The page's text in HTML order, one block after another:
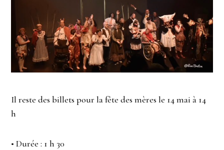
Il reste des billets pour la fête des mères le 14 mai à 14
h
• Durée : 1 h 30